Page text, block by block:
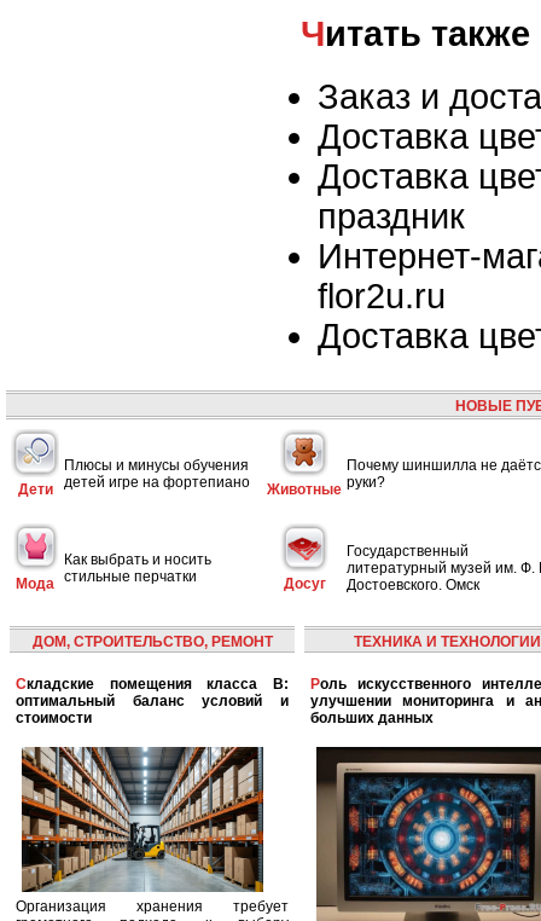
Читать также
Заказ и
Доставка
Доставка
праздник
Интернет-
flor2u.ru
Доставка
НОВЫЕ
Дети
Плюсы и минусы обучения
детей игре на фортепиано
Животные
Почему шиншилла не
руки?
Мода
Как выбрать и носить
стильные перчатки
Досуг
Государственный
литературный музей им. Ф.
Достоевского. Омск
ДОМ, СТРОИТЕЛЬСТВО, РЕМОНТ
Складские помещения класса B:
оптимальный баланс условий и
стоимости
Организация хранения требует
ТЕХНИКА И ТЕХНОЛОГИИ
Роль искусственного интеллекта в
улучшении мониторинга и
больших данных